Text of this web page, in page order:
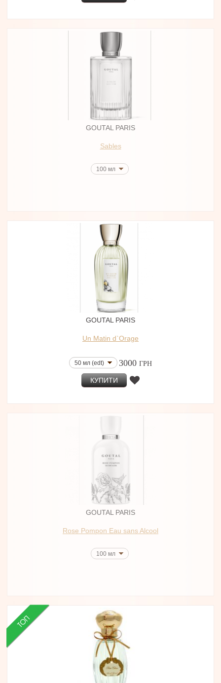
GOUTAL PARIS
Sables
100 мл
GOUTAL PARIS
Un Matin d`Orage
50 мл (edt) 3000 ГРН
КУПИТИ
GOUTAL PARIS
Rose Pompon Eau sans Alcool
100 мл